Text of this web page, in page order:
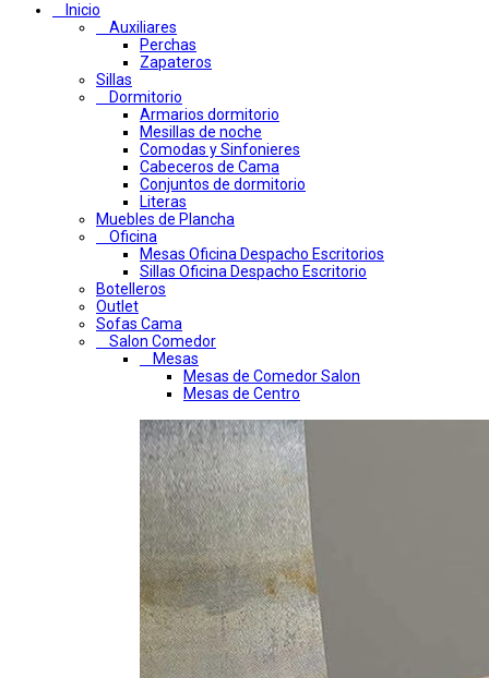
Inicio
Auxiliares
Perchas
Zapateros
Sillas
Dormitorio
Armarios dormitorio
Mesillas de noche
Comodas y Sinfonieres
Cabeceros de Cama
Conjuntos de dormitorio
Literas
Muebles de Plancha
Oficina
Mesas Oficina Despacho Escritorios
Sillas Oficina Despacho Escritorio
Botelleros
Outlet
Sofas Cama
Salon Comedor
Mesas
Mesas de Comedor Salon
Mesas de Centro